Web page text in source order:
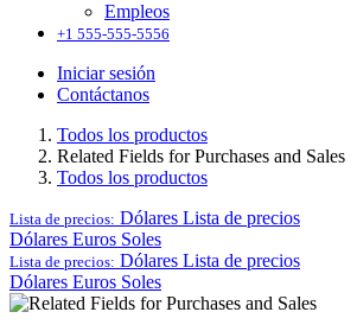
Empleos
+1 555-555-5556
Iniciar sesión
Contáctanos
Todos los productos
Related Fields for Purchases and Sales
Todos los productos
Lista de precios: Dólares Lista de precios
Dólares Euros Soles
Lista de precios: Dólares Lista de precios
Dólares Euros Soles